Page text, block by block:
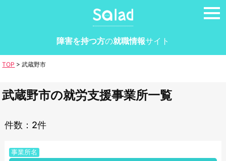
障害を持つ方の就職情報サイト
TOP >武蔵野市
武蔵野市の就労支援事業所一覧
件数：2件
事業所名